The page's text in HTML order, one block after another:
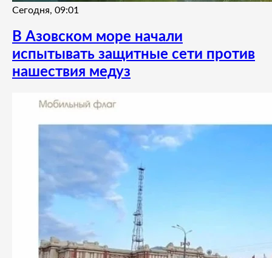
Сегодня, 09:01
В Азовском море начали
испытывать защитные сети против
нашествия медуз